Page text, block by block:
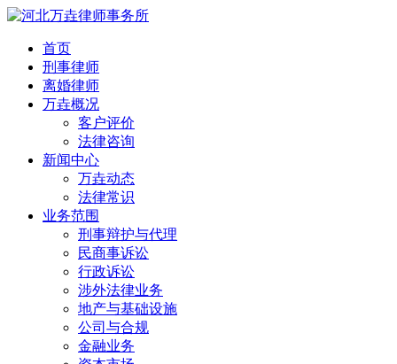
首页
刑事律师
离婚律师
万垚概况
客户评价
法律咨询
新闻中心
万垚动态
法律常识
业务范围
刑事辩护与代理
民商事诉讼
行政诉讼
涉外法律业务
地产与基础设施
公司与合规
金融业务